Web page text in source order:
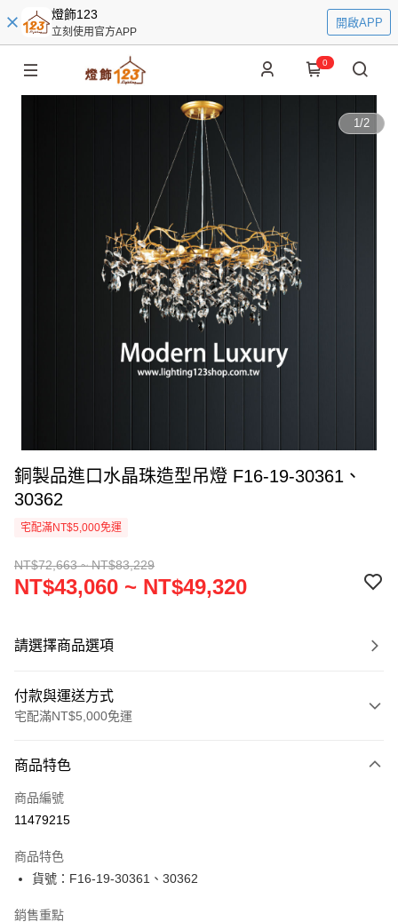
燈飾123
立刻使用官方APP
開啟APP
0
1/2
銅製品進口水晶珠造型吊燈 F16-19-30361、
30362
宅配滿NT$5,000免運
NT$72,663 ~ NT$83,229
NT$43,060 ~ NT$49,320
請選擇商品選項
付款與運送方式
宅配滿NT$5,000免運
信用卡一次付款
LINE Pay
街口支付
悠遊付
商品特色
商品編號
11479215
商品特色
貨號：F16-19-30361、30362
銷售重點